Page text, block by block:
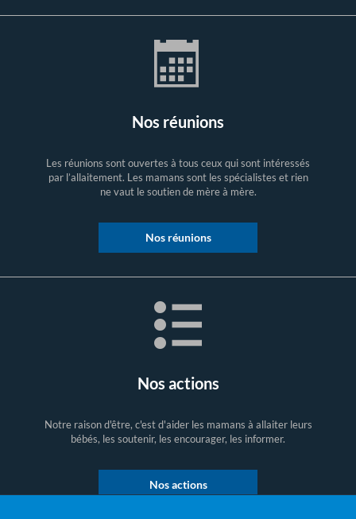
Nos réunions
Les réunions sont ouvertes à tous ceux qui sont intéressés
par l’allaitement. Les mamans sont les spécialistes et rien
ne vaut le soutien de mère à mère.
Nos réunions
Nos actions
Notre raison d'être, c'est d'aider les mamans à allaiter leurs
bébés, les soutenir, les encourager, les informer.
Nos actions